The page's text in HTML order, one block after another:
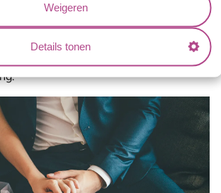
Weigeren
Details tonen
is verplicht, maar vaak